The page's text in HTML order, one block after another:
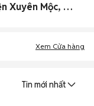
0 Zte Nubia Redmagic 9 Pro cũ Huyện Xuyên Mộc, Bà Rịa - Vũng Tàu đẹp
Xem Cửa hàng
Tin mới nhất